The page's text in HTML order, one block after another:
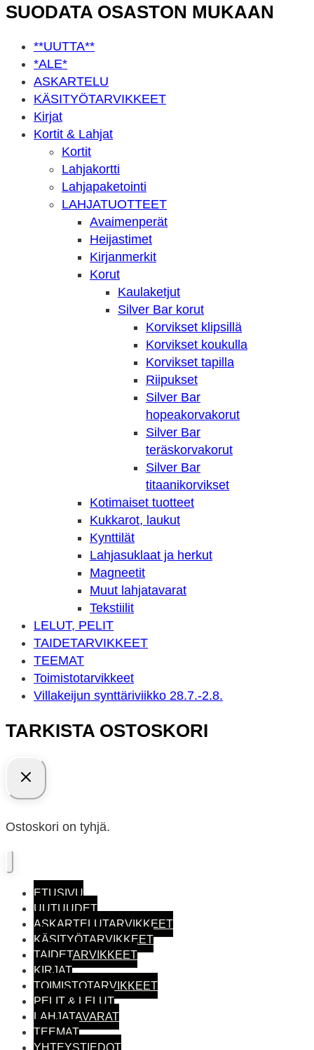
SUODATA OSASTON MUKAAN
**UUTTA**
*ALE*
ASKARTELU
KÄSITYÖ­TARVIKKEET
Kirjat
Kortit & Lahjat
Kortit
Lahjakortti
Lahjapaketointi
LAHJATUOTTEET
Avaimenperät
Heijastimet
Kirjanmerkit
Korut
Kaulaketjut
Silver Bar korut
Korvikset klipsillä
Korvikset koukulla
Korvikset tapilla
Riipukset
Silver Bar
hopeakorvakorut
Silver Bar
teräskorvakorut
Silver Bar
titaanikorvikset
Kotimaiset tuotteet
Kukkarot, laukut
Kynttilät
Lahjasuklaat ja herkut
Magneetit
Muut lahjatavarat
Tekstiilit
LELUT, PELIT
TAIDE­TARVIKKEET
TEEMAT
Toimisto­tarvikkeet
Villakeijun synttäriviikko 28.7.-2.8.
TARKISTA OSTOSKORI
Ostoskori on tyhjä.
ETUSIVU
UUTUUDET
ASKARTELUTARVIKKEET
KÄSITYÖTARVIKKEET
TAIDETARVIKKEET
KIRJAT
TOIMISTO­TARVIKKEET
PELIT & LELUT
LAHJATAVARAT
TEEMAT
YHTEYSTIEDOT